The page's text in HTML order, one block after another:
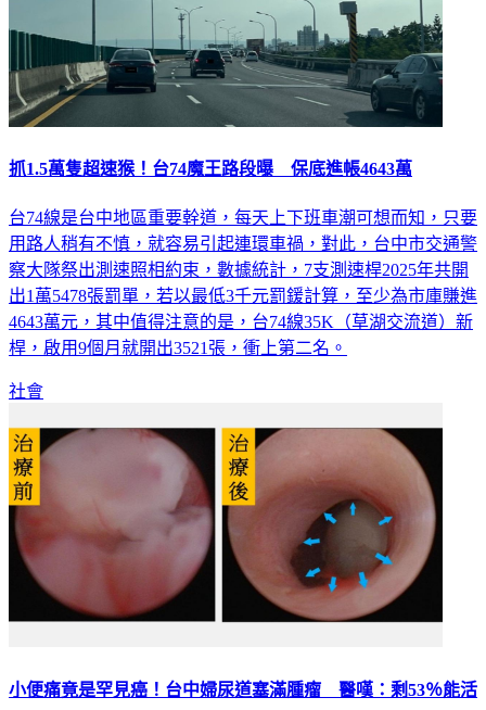
抓1.5萬隻超速猴！台74魔王路段曝 保底進帳4643萬
台74線是台中地區重要幹道，每天上下班車潮可想而知，只要
用路人稍有不慎，就容易引起連環車禍，對此，台中市交通警
察大隊祭出測速照相約束，數據統計，7支測速桿2025年共開
出1萬5478張罰單，若以最低3千元罰鍰計算，至少為市庫賺進
4643萬元，其中值得注意的是，台74線35K（草湖交流道）新
桿，啟用9個月就開出3521張，衝上第二名。
社會
小便痛竟是罕見癌！台中婦尿道塞滿腫瘤 醫嘆：剩53％能活